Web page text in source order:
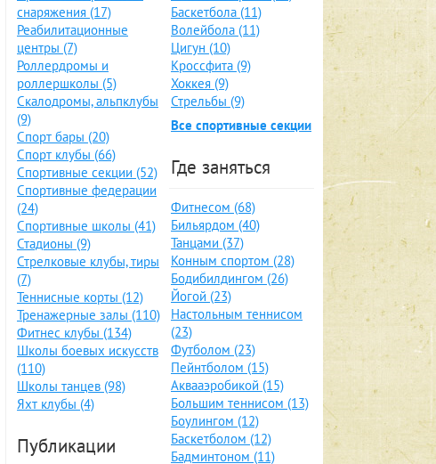
снаряжения (17)
Реабилитационные
центры (7)
Роллердромы и
роллершколы (5)
Скалодромы, альпклубы
(9)
Спорт бары (20)
Спорт клубы (66)
Спортивные секции (52)
Спортивные федерации
(24)
Спортивные школы (41)
Стадионы (9)
Стрелковые клубы, тиры
(7)
Теннисные корты (12)
Тренажерные залы (110)
Фитнес клубы (134)
Школы боевых искусств
(110)
Школы танцев (98)
Яхт клубы (4)
Публикации
Баскетбола (11)
Волейбола (11)
Цигун (10)
Кроссфита (9)
Хоккея (9)
Стрельбы (9)
Все спортивные секции
Где заняться
Фитнесом (68)
Бильярдом (40)
Танцами (37)
Конным спортом (28)
Бодибилдингом (26)
Йогой (23)
Настольным теннисом
(23)
Футболом (23)
Пейнтболом (15)
Аквааэробикой (15)
Большим теннисом (13)
Боулингом (12)
Баскетболом (12)
Бадминтоном (11)